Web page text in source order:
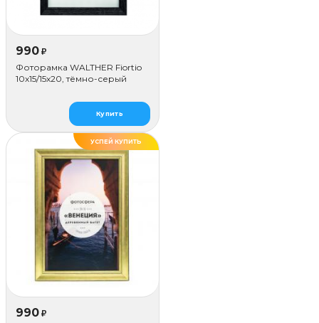
990 ₽
Фоторамка WALTHER Fiortio
10x15/15х20, тёмно-серый
Купить
УСПЕЙ КУПИТЬ
ДЕЛАЕМ САМИ
990 ₽